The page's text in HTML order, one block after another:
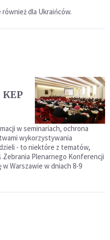
dla Ukraińców.
w seminariach, ochrona
wykorzystywania
- to niektóre z tematów,
Zebrania Plenarnego Konferencji
Warszawie w dniach 8-9